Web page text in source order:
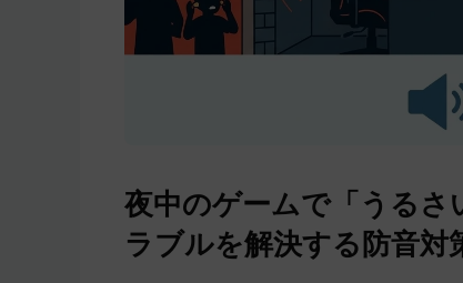
夜中のゲームで「うるさ
ラブルを解決する防音対